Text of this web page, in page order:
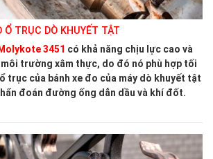
Ổ TRỤC DÒ KHUYẾT TẬT
3451 có khả năng chịu lực cao và
môi trường xâm thực, do đó nó phù hợp tối
trục của bánh xe đo của máy dò khuyết tật
đoán đường ống dẫn dầu và khí đốt.